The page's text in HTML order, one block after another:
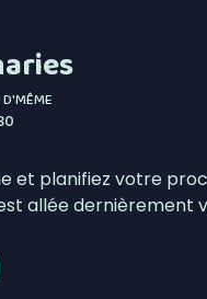
jours
en sécurité
et planifiez votre
allée dernièrement